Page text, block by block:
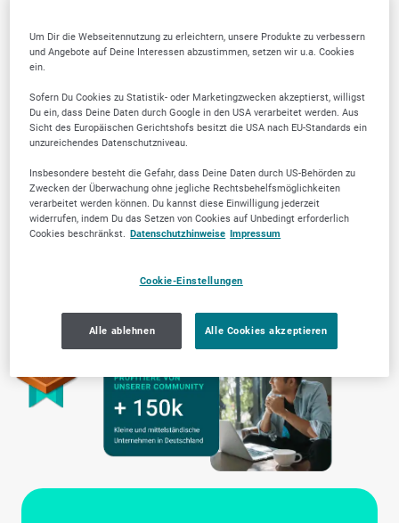
Transparente Arbeitsweise
Um Dir die Webseitennutzung zu erleichtern, unsere Produkte zu verbessern
und Angebote auf Deine Interessen abzustimmen, setzen wir u.a. Cookies
ein.
Sofern Du Cookies zu Statistik- oder Marketingzwecken akzeptierst, willigst
Du ein, dass Deine Daten durch Google in den USA verarbeitet werden. Aus
Sicht des Europäischen Gerichtshofs besitzt die USA nach EU-Standards ein
unzureichendes Datenschutzniveau.
Insbesondere besteht die Gefahr, dass Deine Daten durch US-Behörden zu
Zwecken der Überwachung ohne jegliche Rechtsbehelfsmöglichkeiten
verarbeitet werden können. Du kannst diese Einwilligung jederzeit
widerrufen, indem Du das Setzen von Cookies auf Unbedingt erforderlich
Cookies beschränkst. Datenschutzhinweise Impressum
Cookie-Einstellungen
Alle ablehnen Alle Cookies akzeptieren